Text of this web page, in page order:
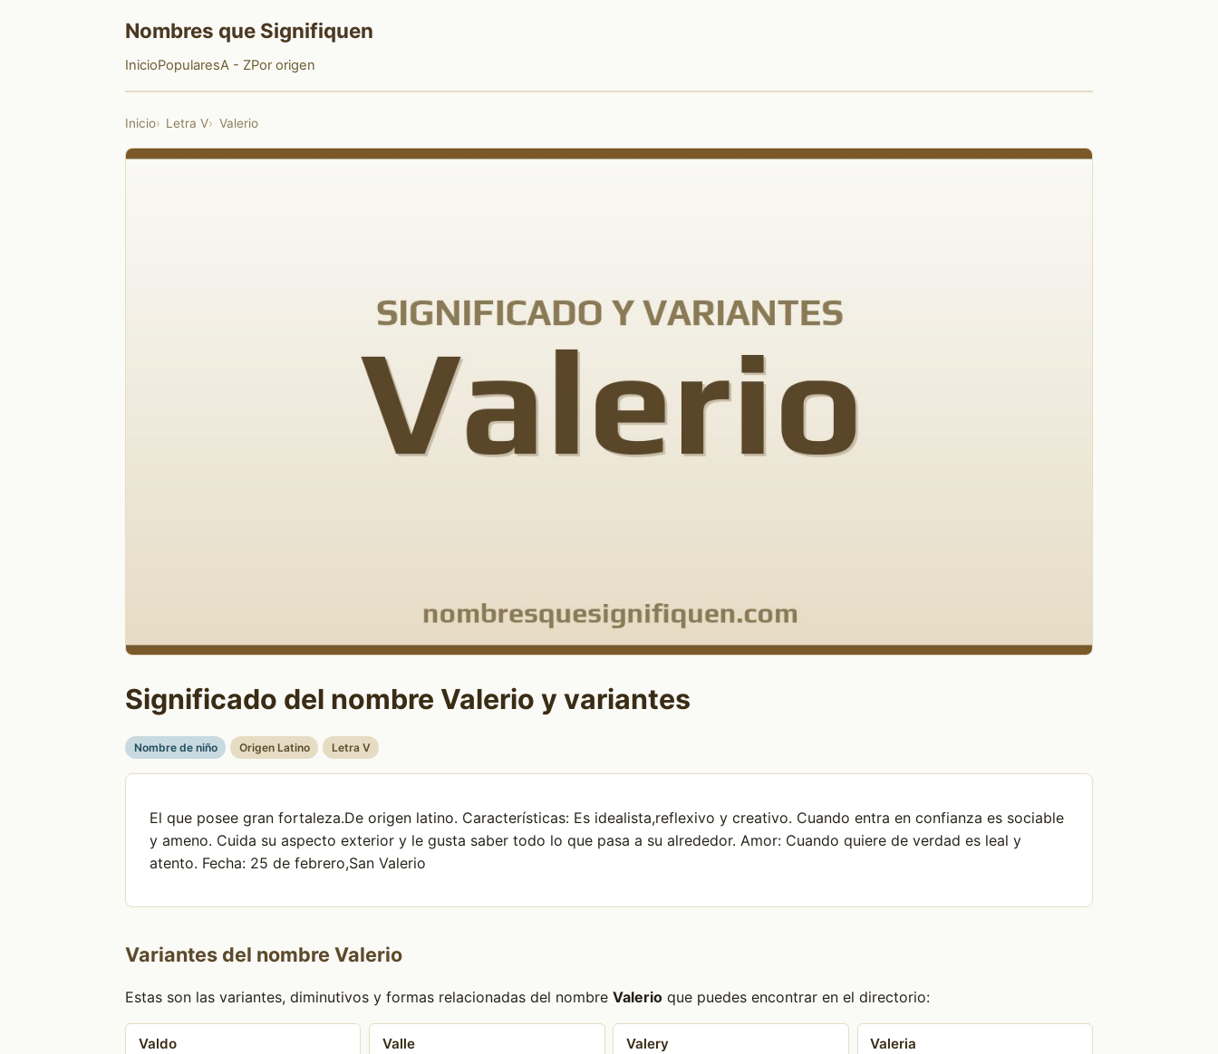
Nombres que Signifiquen
InicioPopularesA - ZPor origen
Inicio Letra V Valerio
Significado del nombre Valerio y variantes
Nombre de niño Origen Latino Letra V
El que posee gran fortaleza.De origen latino. Características: Es idealista,reflexivo y creativo. Cuando entra en confianza es sociable
y ameno. Cuida su aspecto exterior y le gusta saber todo lo que pasa a su alrededor. Amor: Cuando quiere de verdad es leal y
atento. Fecha: 25 de febrero,San Valerio
Variantes del nombre Valerio
Estas son las variantes, diminutivos y formas relacionadas del nombre Valerio que puedes encontrar en el directorio:
Valdo Valle Valery Valeria